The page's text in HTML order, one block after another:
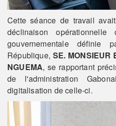
Cette séance de travail
déclinaison
gouvernementale
République, SE. MONSIEUR
NGUEMA, se rapportant
de l'administration
digitalisation de celle-ci.